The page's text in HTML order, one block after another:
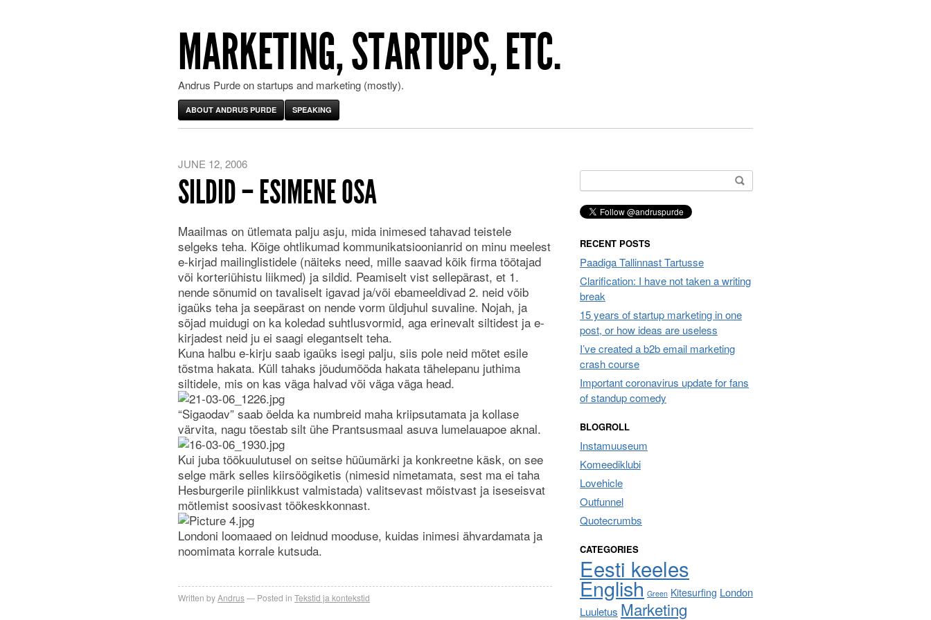
MARKETING, STARTUPS, ETC.
Andrus Purde on startups and marketing (mostly).
ABOUT ANDRUS PURDE SPEAKING
JUNE 12, 2006
SILDID – ESIMENE OSA
Maailmas on ütlemata palju asju, mida inimesed tahavad teistele
selgeks teha. Kõige ohtlikumad kommunikatsioonianrid on minu meelest
e-kirjad mailinglistidele (näiteks need, mille saavad kõik firma töötajad
või korteriühistu liikmed) ja sildid. Peamiselt vist sellepärast, et 1.
nende sõnumid on tavaliselt igavad ja/või ebameeldivad 2. neid võib
igaüks teha ja seepärast on nende vorm üldjuhul suvaline. Nojah, ja
sõjad muidugi on ka koledad suhtlusvormid, aga erinevalt siltidest ja e-
kirjadest neid ju ei saagi elegantselt teha.
Kuna halbu e-kirju saab igaüks isegi palju, siis pole neid mõtet esile
tõstma hakata. Küll tahaks jõudumööda hakata tähelepanu juthima
siltidele, mis on kas väga halvad või väga väga head.
“Sigaodav” saab öelda ka numbreid maha kriipsutamata ja kollase
värvita, nagu tõestab silt ühe Prantsusmaal asuva lumelauapoe aknal.
Kui juba töökuulutusel on seitse hüüumärki ja konkreetne käsk, on see
selge märk selles kiirsöögiketis (nimesid nimetamata, sest ma ei taha
Hesburgerile piinlikkust valmistada) valitsevast mõistvast ja iseseisvat
mõtlemist soosivast töökeskkonnast.
Londoni loomaaed on leidnud mooduse, kuidas inimesi ähvardamata ja
noomimata korrale kutsuda.
Written byAndrus Posted in Tekstid ja kontekstid
for:
RECENT POSTS
Paadiga Tallinnast Tartusse
Clarification: I have not taken a writing
break
15 years of startup marketing in one
post, or how ideas are useless
I’ve created a b2b email marketing
crash course
Important coronavirus update for fans
of standup comedy
BLOGROLL
Instamuuseum
Komeediklubi
Lovehicle
Outfunnel
Quotecrumbs
CATEGORIES
Eesti keeles
English Green Kitesurfing London
Luuletus Marketing